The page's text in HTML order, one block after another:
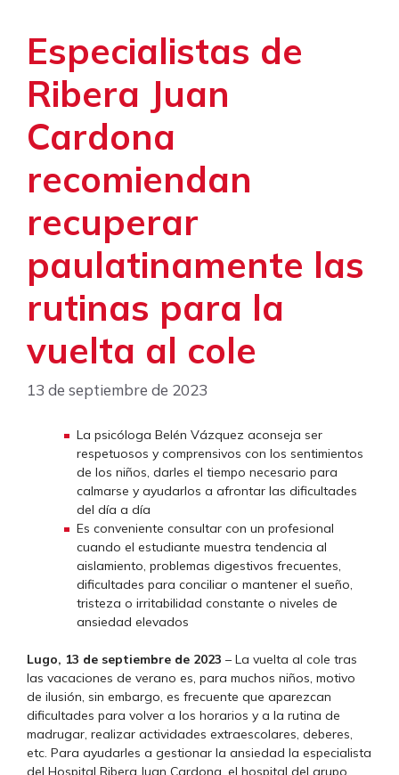
Especialistas de
Ribera Juan
Cardona
recomiendan
recuperar
paulatinamente las
rutinas para la
vuelta al cole
13 de septiembre de 2023
La psicóloga Belén Vázquez aconseja ser
respetuosos y comprensivos con los sentimientos
de los niños, darles el tiempo necesario para
calmarse y ayudarlos a afrontar las dificultades
del día a día
Es conveniente consultar con un profesional
cuando el estudiante muestra tendencia al
aislamiento, problemas digestivos frecuentes,
dificultades para conciliar o mantener el sueño,
tristeza o irritabilidad constante o niveles de
ansiedad elevados
Lugo, 13 de septiembre de 2023 – La vuelta al cole tras
las vacaciones de verano es, para muchos niños, motivo
de ilusión, sin embargo, es frecuente que aparezcan
dificultades para volver a los horarios y a la rutina de
madrugar, realizar actividades extraescolares, deberes,
etc. Para ayudarles a gestionar la ansiedad la especialista
del Hospital Ribera Juan Cardona, el hospital del grupo